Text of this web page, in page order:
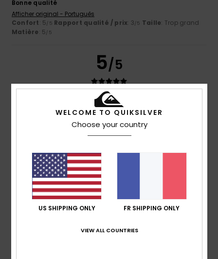
Bonne qualité
Afficher original - Português
Confort: 5/5 Rapport qualité / prix: 3/5 Taille: Trop grand
Matière: 5/5
5/5
Client anonyme vérifié 25 janvier 2026
Bonne qualité et design
Afficher original - Castellano
Rapport qualité / prix: 5
Je recommande ce produit
5
15 décembre 2025
WELCOME TO QUIKSILVER
Choose your country
US SHIPPING ONLY FR SHIPPING ONLY
VIEW ALL COUNTRIES